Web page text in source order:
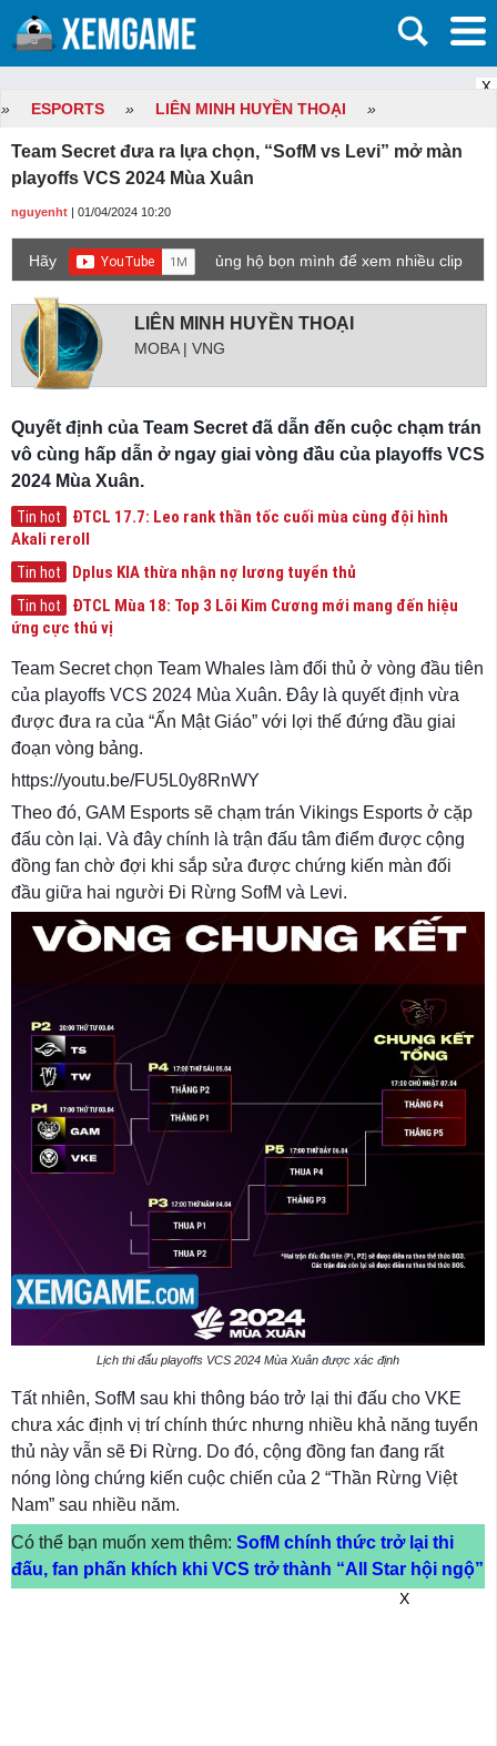
X
» ESPORTS » LIÊN MINH HUYỀN THOẠI »
Team Secret đưa ra lựa chọn, “SofM vs Levi” mở màn
playoffs VCS 2024 Mùa Xuân
nguyenht | 01/04/2024 10:20
Hãy
ủng hộ bọn mình để xem nhiều clip
LIÊN MINH HUYỀN THOẠI
MOBA | VNG
Quyết định của Team Secret đã dẫn đến cuộc chạm trán
vô cùng hấp dẫn ở ngay giai vòng đầu của playoffs VCS
2024 Mùa Xuân.
Tin hot
ĐTCL 17.7: Leo rank thần tốc cuối mùa cùng đội hình
Akali reroll
Tin hot Dplus KIA thừa nhận nợ lương tuyển thủ
Tin hot
ĐTCL Mùa 18: Top 3 Lõi Kim Cương mới mang đến hiệu
ứng cực thú vị
Team Secret chọn Team Whales làm đối thủ ở vòng đầu tiên
của playoffs VCS 2024 Mùa Xuân. Đây là quyết định vừa
được đưa ra của “Ẩn Mật Giáo” với lợi thế đứng đầu giai
đoạn vòng bảng.
https://youtu.be/FU5L0y8RnWY
Theo đó, GAM Esports sẽ chạm trán Vikings Esports ở cặp
đấu còn lại. Và đây chính là trận đấu tâm điểm được cộng
đồng fan chờ đợi khi sắp sửa được chứng kiến màn đối
đầu giữa hai người Đi Rừng SofM và Levi.
Lịch thi đấu playoffs VCS 2024 Mùa Xuân được xác định
Tất nhiên, SofM sau khi thông báo trở lại thi đấu cho VKE
chưa xác định vị trí chính thức nhưng nhiều khả năng tuyển
thủ này vẫn sẽ Đi Rừng. Do đó, cộng đồng fan đang rất
nóng lòng chứng kiến cuộc chiến của 2 “Thần Rừng Việt
Nam” sau nhiều năm.
Có thể bạn muốn xem thêm: SofM chính thức trở lại thi
đấu, fan phấn khích khi VCS trở thành “All Star hội ngộ”
X